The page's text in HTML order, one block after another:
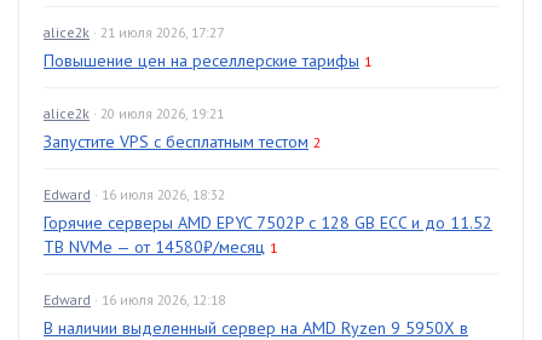
alice2k · 21 июля 2026, 17:27
Повышение цен на реселлерские тарифы 1
alice2k · 20 июля 2026, 19:21
Запустите VPS с бесплатным тестом 2
Edward · 16 июля 2026, 18:32
Горячие серверы AMD EPYC 7502P с 128 GB ECC и до 11.52
TB NVMe — от 14580₽/месяц 1
Edward · 16 июля 2026, 12:18
В наличии выделенный сервер на AMD Ryzen 9 5950X в